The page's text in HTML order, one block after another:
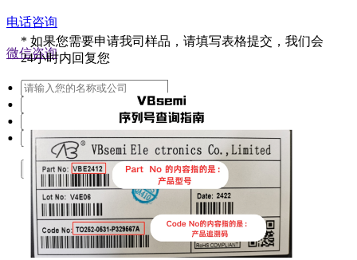
电话咨询
微信咨询
* 如果您需要申请我司样品，请填写表格提交，我们会
24小时内回复您
提交